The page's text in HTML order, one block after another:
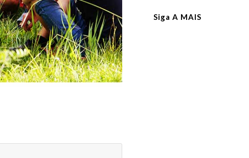
Siga A MAIS